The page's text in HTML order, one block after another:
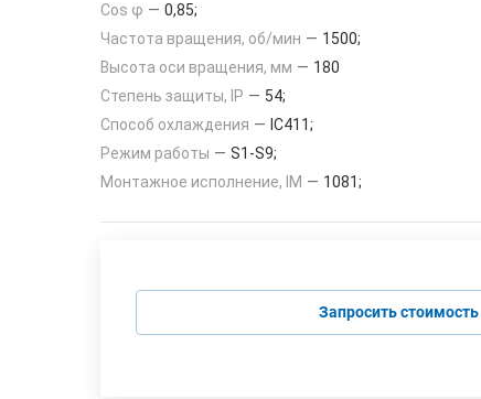
Cos φ — 0,85;
Частота вращения, об/мин — 1500;
Высота оси вращения, мм — 180
Степень защиты, IP — 54;
Способ охлаждения — IC411;
Режим работы — S1-S9;
Монтажное исполнение, IM — 1081;
Запросить стоимость